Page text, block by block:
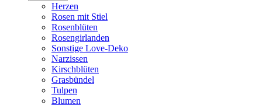
Herzen
Rosen mit Stiel
Rosenblüten
Rosengirlanden
Sonstige Love-Deko
Narzissen
Kirschblüten
Grasbündel
Tulpen
Blumen